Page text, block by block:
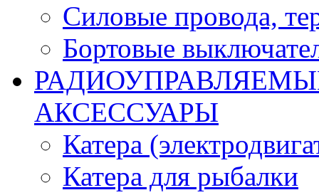
Силовые провода,
Бортовые
АКСЕССУАРЫ
Катера
Катера для рыбалки